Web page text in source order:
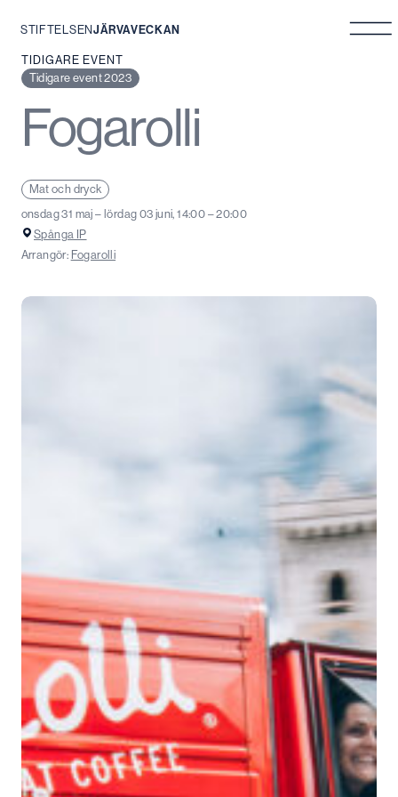
Hoppa
STIFTELSENJÄRVAVECKAN
TIDIGARE EVENT
Tidigare event 2023
Fogarolli
Mat och dryck
onsdag 31 maj – lördag 03 juni, 14:00 – 20:00
Spånga IP
Arrangör: Fogarolli